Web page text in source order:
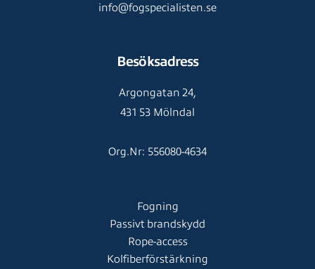
info@fogspecialisten.se
Besöksadress
Argongatan 24,
431 53 Mölndal
Org.Nr: 556080-4634
Fogning
Passivt brandskydd
Rope-access
Kolfiberförstärkning